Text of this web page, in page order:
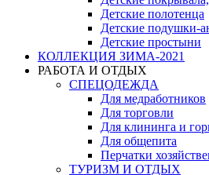
Детские полотенца
Детские подушки-
Детские простыни
КОЛЛЕКЦИЯ ЗИМА-2021
РАБОТА И ОТДЫХ
СПЕЦОДЕЖДА
Для медработников
Для торговли
Для клининга и
Для общепита
Перчатки
ТУРИЗМ И ОТДЫХ